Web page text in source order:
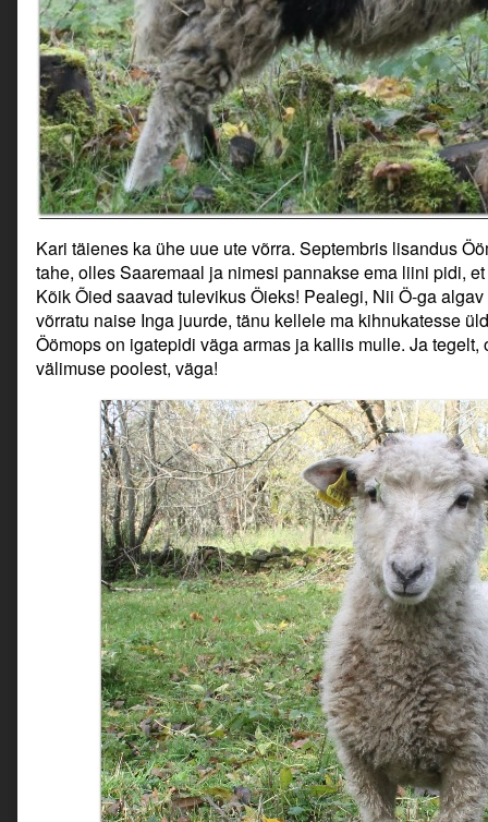
Kari täienes ka ühe uue ute võrra. Septembris lisandus
tahe, olles Saaremaal ja nimesi pannakse ema liini pidi,
Kõik Õied saavad tulevikus Öieks! Pealegi, Nii Ö-ga
võrratu naise Inga juurde, tänu kellele ma kihnukatesse
Öömops on igatepidi väga armas ja kallis mulle. Ja
välimuse poolest, väga!